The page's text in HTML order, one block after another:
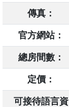
傳真：
官方網站：
總房間數：
定價：
可接待語言資